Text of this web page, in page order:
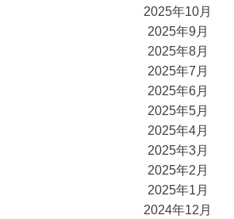
2025年10月
2025年9月
2025年8月
2025年7月
2025年6月
2025年5月
2025年4月
2025年3月
2025年2月
2025年1月
2024年12月